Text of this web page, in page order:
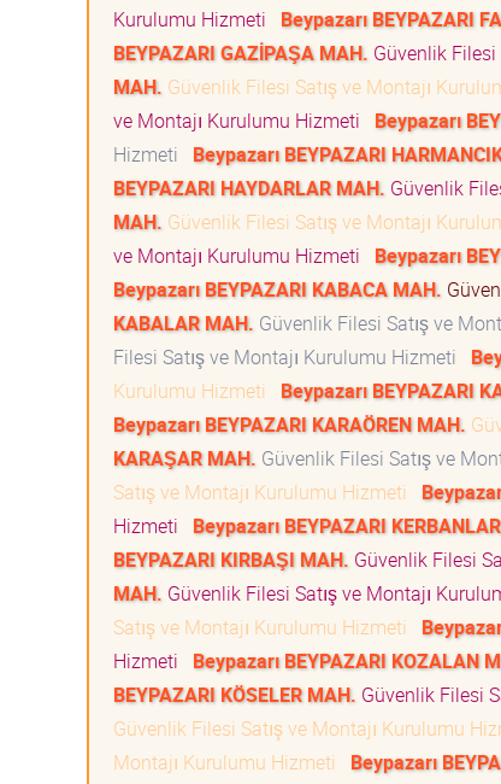
Kurulumu Hizmeti
Beypazarı BEYPAZARI
BEYPAZARI GAZİPAŞA MAH. Güvenlik
MAH. Güvenlik Filesi Satış ve Montajı
ve Montajı Kurulumu Hizmeti
Beypazarı
Hizmeti
Beypazarı BEYPAZARI
BEYPAZARI HAYDARLAR MAH. Güvenlik
MAH. Güvenlik Filesi Satış ve Montajı
ve Montajı Kurulumu Hizmeti
Beypazarı
Beypazarı BEYPAZARI KABACA MAH.
KABALAR MAH. Güvenlik Filesi Satış ve
Filesi Satış ve Montajı Kurulumu Hizmeti
Kurulumu Hizmeti
Beypazarı BEYPAZARI
Beypazarı BEYPAZARI KARAÖREN MAH.
KARAŞAR MAH. Güvenlik Filesi Satış ve
Satış ve Montajı Kurulumu Hizmeti
Hizmeti
Beypazarı BEYPAZARI
BEYPAZARI KIRBAŞI MAH. Güvenlik Filesi
MAH. Güvenlik Filesi Satış ve Montajı
Satış ve Montajı Kurulumu Hizmeti
Hizmeti
Beypazarı BEYPAZARI KOZALAN
BEYPAZARI KÖSELER MAH. Güvenlik Filesi
Güvenlik Filesi Satış ve Montajı Kurulumu
Montajı Kurulumu Hizmeti
Beypazarı